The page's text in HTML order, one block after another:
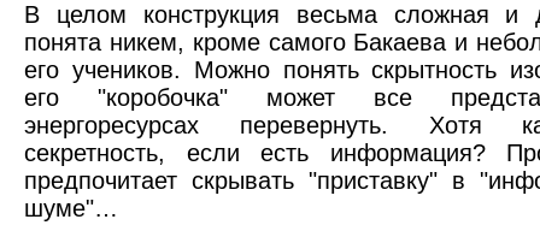
В целом конструкция весьма сложная и
понята никем, кроме самого Бакаева и
его учеников. Можно понять скрытность
его "коробочка" может все
энергоресурсах перевернуть. Хотя
секретность, если есть информация?
предпочитает скрывать "приставку" в
шуме"…